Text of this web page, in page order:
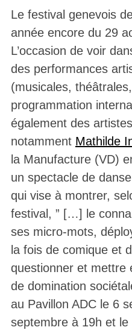
Le festival genevois
année encore du 29
L’occasion de voir
des performances
(musicales,
programmation
également des artistes
notamment Mathilde
la Manufacture (VD)
un spectacle de
qui vise à montrer,
festival, ” […] le
ses micro-mots,
la fois de comique et
questionner et mettre
de domination
au Pavillon ADC le 6
septembre à 19h et